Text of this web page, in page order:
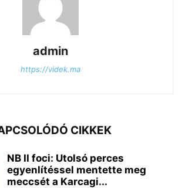
admin
https://videk.ma
CIKKEK
NB II foci: Utolsó perces
egyenlítéssel mentette meg
meccsét a Karcagi...